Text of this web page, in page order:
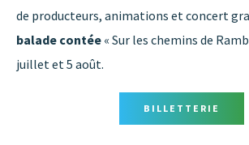
de producteurs, animations et concert
balade contée « Sur les chemins de
juillet et 5 août.
BILLETTERIE